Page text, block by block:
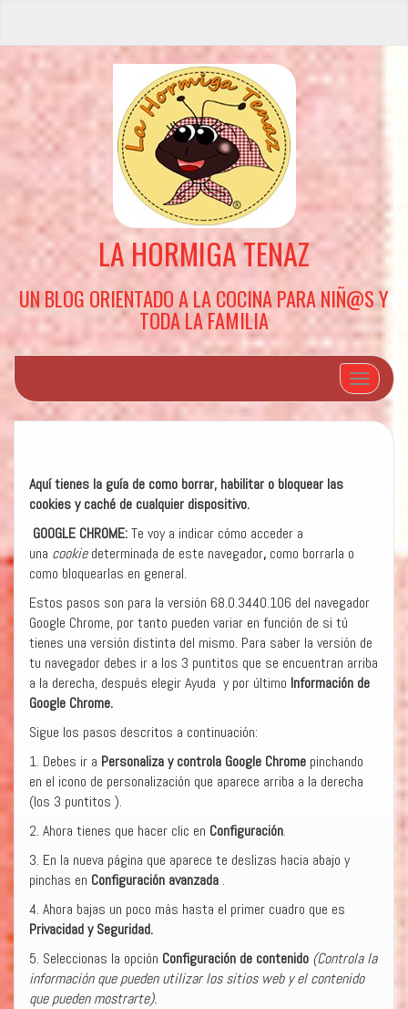
LA HORMIGA TENAZ
UN BLOG ORIENTADO A LA COCINA PARA NIÑ@S Y
TODA LA FAMILIA
Cambiar
Aquí tienes la guía de como borrar, habilitar o bloquear las
cookies y caché de cualquier dispositivo.
GOOGLE CHROME:Te voy a indicar cómo acceder a
una cookiedeterminada de este navegador, como borrarla o
como bloquearlas en general.
Estos pasos son para la versión 68.0.3440.106 del navegador
Google Chrome, por tanto pueden variar en función de si tú
tienes una versión distinta del mismo. Para saber la versión de
tu navegador debes ir a los 3 puntitos que se encuentran arriba
a la derecha, después elegir Ayuda y por último Información de
Google Chrome.
Sigue los pasos descritos a continuación:
1. Debes ir a Personaliza y controla Google Chrome pinchando
en el icono de personalización que aparece arriba a la derecha
(los 3 puntitos ).
2. Ahora tienes que hacer clic en Configuración.
3. En la nueva página que aparece te deslizas hacia abajo y
pinchas en Configuración avanzada .
4. Ahora bajas un poco más hasta el primer cuadro que es
Privacidad y Seguridad.
5. Seleccionas la opción Configuración de contenido (Controla la
información que pueden utilizar los sitios web y el contenido
que pueden mostrarte).